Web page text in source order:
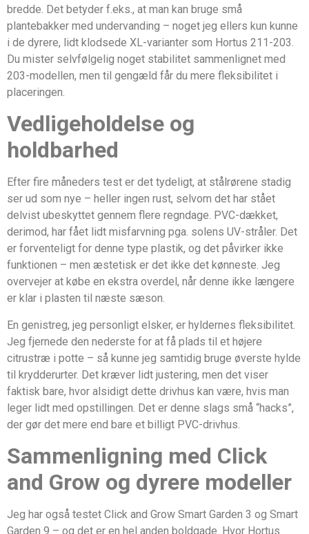
bredde. Det betyder f.eks., at man kan bruge små
plantebakker med undervanding – noget jeg ellers kun kunne
i de dyrere, lidt klodsede XL-varianter som Hortus 211-203.
Du mister selvfølgelig noget stabilitet sammenlignet med
203-modellen, men til gengæld får du mere fleksibilitet i
placeringen.
Vedligeholdelse og
holdbarhed
Efter fire måneders test er det tydeligt, at stålrørene stadig
ser ud som nye – heller ingen rust, selvom det har stået
delvist ubeskyttet gennem flere regndage. PVC-dækket,
derimod, har fået lidt misfarvning pga. solens UV-stråler. Det
er forventeligt for denne type plastik, og det påvirker ikke
funktionen – men æstetisk er det ikke det kønneste. Jeg
overvejer at købe en ekstra overdel, når denne ikke længere
er klar i plasten til næste sæson.
En genistreg, jeg personligt elsker, er hyldernes fleksibilitet.
Jeg fjernede den nederste for at få plads til et højere
citrustræ i potte – så kunne jeg samtidig bruge øverste hylde
til krydderurter. Det kræver lidt justering, men det viser
faktisk bare, hvor alsidigt dette drivhus kan være, hvis man
leger lidt med opstillingen. Det er denne slags små “hacks”,
der gør det mere end bare et billigt PVC-drivhus.
Sammenligning med Click
and Grow og dyrere modeller
Jeg har også testet Click and Grow Smart Garden 3 og Smart
Garden 9 – og det er en hel anden boldgade. Hvor Hortus